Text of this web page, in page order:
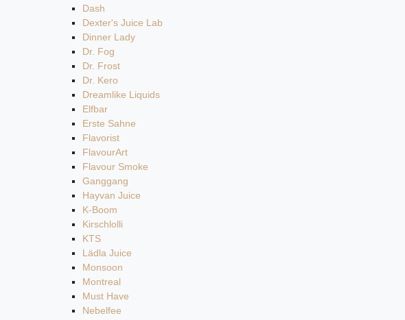
Dash
Dexter's Juice Lab
Dinner Lady
Dr. Fog
Dr. Frost
Dr. Kero
Dreamlike Liquids
Elfbar
Erste Sahne
Flavorist
FlavourArt
Flavour Smoke
Ganggang
Hayvan Juice
K-Boom
Kirschlolli
KTS
Lädla Juice
Monsoon
Montreal
Must Have
Nebelfee